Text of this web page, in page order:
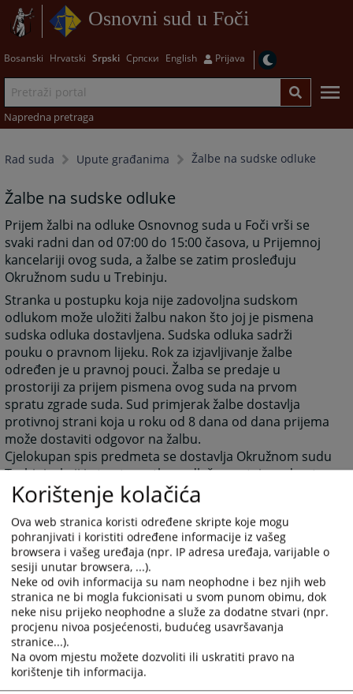
Osnovni sud u Foči
Bosanski Hrvatski Srpski Српски English Prijava
Napredna pretraga
Rad suda Upute građanima Žalbe na sudske odluke
Žalbe na sudske odluke
Prijem žalbi na odluke Osnovnog suda u Foči vrši se
svaki radni dan od 07:00 do 15:00 časova, u Prijemnoj
kancelariji ovog suda, a žalbe se zatim prosleđuju
Okružnom sudu u Trebinju.
Stranka u postupku koja nije zadovoljna sudskom
odlukom može uložiti žalbu nakon što joj je pismena
sudska odluka dostavljena. Sudska odluka sadrži
pouku o pravnom lijeku. Rok za izjavljivanje žalbe
određen je u pravnoj pouci. Žalba se predaje u
prostoriji za prijem pismena ovog suda na prvom
spratu zgrade suda. Sud primjerak žalbe dostavlja
protivnoj strani koja u roku od 8 dana od dana prijema
može dostaviti odgovor na žalbu.
Cjelokupan spis predmeta se dostavlja Okružnom sudu
Trebinje, koji je tog trenutka nadležan za taj predmet.
1611PREGLEDA
Korištenje kolačića
Ova web stranica koristi određene skripte koje mogu
pohranjivati i koristiti određene informacije iz vašeg
browsera i vašeg uređaja (npr. IP adresa uređaja, varijable o
sesiji unutar browsera, ...).
Neke od ovih informacija su nam neophodne i bez njih web
stranica ne bi mogla fukcionisati u svom punom obimu, dok
neke nisu prijeko neophodne a služe za dodatne stvari (npr.
procjenu nivoa posjećenosti, budućeg usavršavanja
stranice...).
Na ovom mjestu možete dozvoliti ili uskratiti pravo na
korištenje tih informacija.